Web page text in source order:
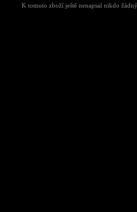
K tomuto zboží ještě nenapsal nikdo